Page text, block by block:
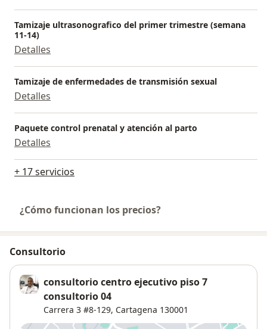
Tamizaje ultrasonografico del primer trimestre (semana
11-14)
Detalles
Tamizaje de enfermedades de transmisión sexual
Detalles
Paquete control prenatal y atención al parto
Detalles
+ 17 servicios
¿Cómo funcionan los precios?
Consultorio
consultorio centro ejecutivo piso 7
consultorio 04
Carrera 3 #8-129, Cartagena 130001